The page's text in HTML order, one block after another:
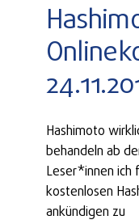
Hashimoto
behandeln ab
Leser*innen ich
kostenlosen
ankündigen zu